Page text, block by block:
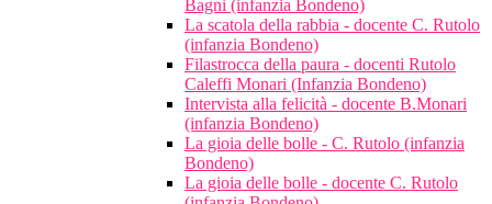
Bagni (infanzia Bondeno)
La scatola della rabbia - docente C. Rutolo
(infanzia Bondeno)
Filastrocca della paura - docenti Rutolo
Caleffi Monari (Infanzia Bondeno)
Intervista alla felicità - docente B.Monari
(infanzia Bondeno)
La gioia delle bolle - C. Rutolo (infanzia
Bondeno)
La gioia delle bolle - docente C. Rutolo